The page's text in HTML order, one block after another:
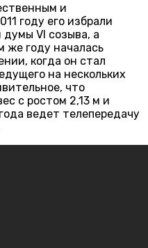
и
году его избрали
VI созыва, а
же году началась
когда он стал
на нескольких
что
с ростом 2,13 м и
ведет телепередачу